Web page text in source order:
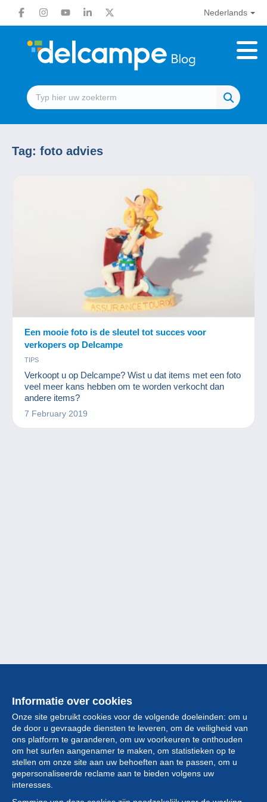
Nederlands
Tag: foto advies
Een mooie foto is de sleutel tot succes voor
verkopers op Delcampe
TIPS
Verkoopt u op Delcampe? Wist u dat items met een foto
veel meer kans hebben om te worden verkocht dan
andere items?
7 February 2019
Informatie over cookies
Onze site gebruikt cookies voor de volgende doeleinden: om u
de door u gevraagde diensten te leveren, om de veiligheid van
ons platform te garanderen, om uw voorkeuren te onthouden
om het surfen aangenamer te maken, om statistieken op te
stellen om onze site aan uw behoeften aan te passen, om u
gepersonaliseerde reclame aan te bieden volgens uw
interesses.
Collectie